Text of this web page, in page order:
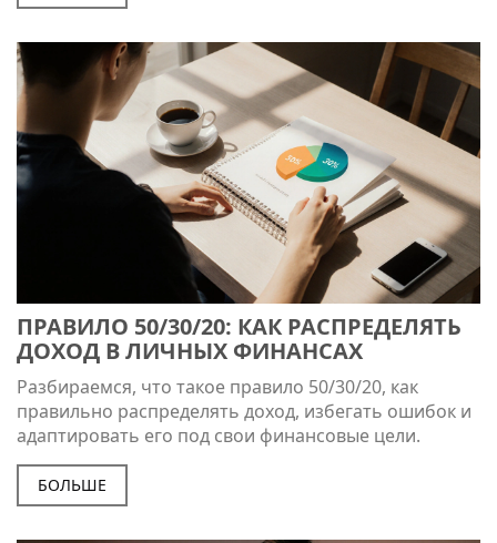
ПРАВИЛО 50/30/20: КАК РАСПРЕДЕЛЯТЬ
ДОХОД В ЛИЧНЫХ ФИНАНСАХ
Разбираемся, что такое правило 50/30/20, как
правильно распределять доход, избегать ошибок и
адаптировать его под свои финансовые цели.
БОЛЬШЕ